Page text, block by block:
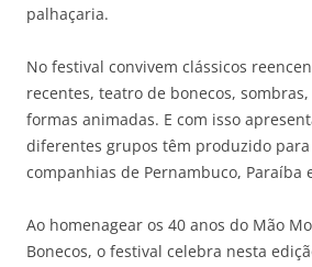
palhaçaria.
No festival convivem clássicos
recentes, teatro de bonecos,
formas animadas. E com isso
diferentes grupos têm produzido
companhias de Pernambuco, Paraíba
Ao homenagear os 40 anos do Mão
Bonecos, o festival celebra nesta